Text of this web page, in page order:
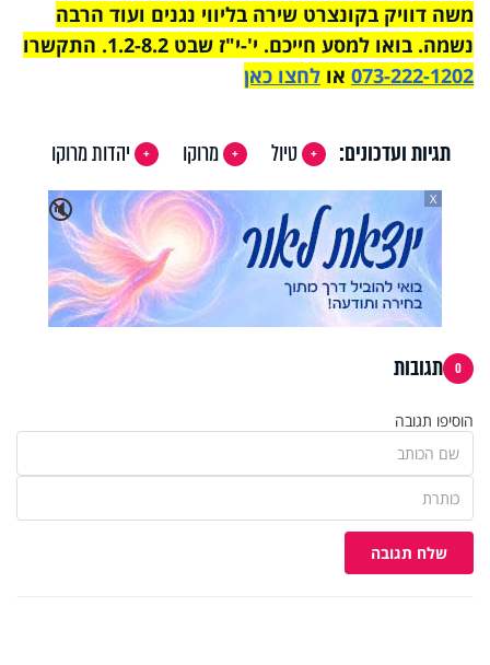
משה דוויק בקונצרט שירה בליווי נגנים ועוד הרבה
נשמה. בואו למסע חייכם. י'-י"ז שבט 1.2-8.2. התקשרו
073-222-1202 או לחצו כאן
תגיות ועדכונים: טיול מרוקו
יהדות מרוקו
🔇
X
0 תגובות
הוסיפו תגובה
שלח תגובה